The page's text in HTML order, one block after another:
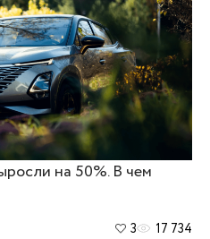
на 50%. В чем
3 17 734